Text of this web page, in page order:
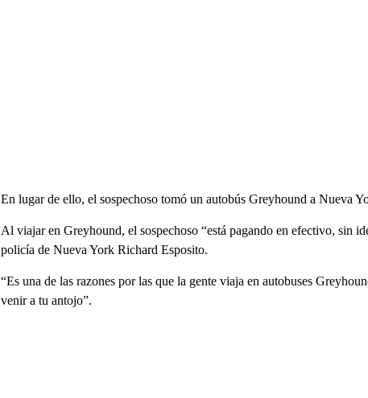
En lugar de ello, el sospechoso tomó un autobús Greyhound a Nueva
Al viajar en Greyhound, el sospechoso “está pagando en efectivo, sin
policía de Nueva York Richard Esposito.
“Es una de las razones por las que la gente viaja en autobuses
venir a tu antojo”.